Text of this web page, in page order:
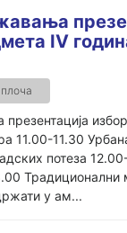
IV
11.00-11.30
потеза
Традиционални
у ам...